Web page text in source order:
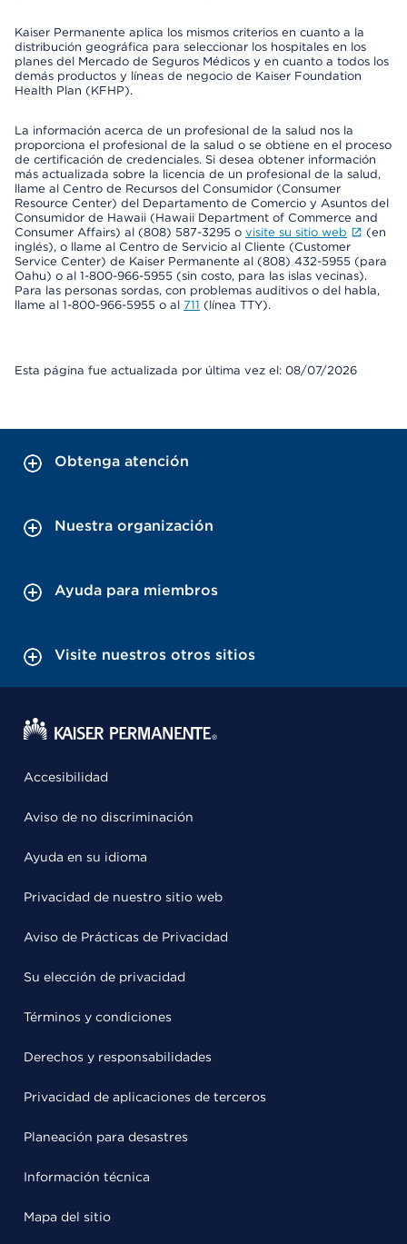
Kaiser Permanente aplica los mismos criterios en cuanto a la
distribución geográfica para seleccionar los hospitales en los
planes del Mercado de Seguros Médicos y en cuanto a todos los
demás productos y líneas de negocio de Kaiser Foundation
Health Plan (KFHP).
La información acerca de un profesional de la salud nos la
proporciona el profesional de la salud o se obtiene en el proceso
de certificación de credenciales. Si desea obtener información
más actualizada sobre la licencia de un profesional de la salud,
llame al Centro de Recursos del Consumidor (Consumer
Resource Center) del Departamento de Comercio y Asuntos del
Consumidor de Hawaii (Hawaii Department of Commerce and
Consumer Affairs) al (808) 587-3295 o visite su sitio web
(en
inglés), o llame al Centro de Servicio al Cliente (Customer
Service Center) de Kaiser Permanente al (808) 432-5955 (para
Oahu) o al 1-800-966-5955 (sin costo, para las islas vecinas).
Para las personas sordas, con problemas auditivos o del habla,
llame al 1-800-966-5955 o al 711 (línea TTY).
Esta página fue actualizada por última vez el: 08/07/2026
Obtenga atención
Nuestra organización
Ayuda para miembros
Visite nuestros otros sitios
Accesibilidad
Aviso de no discriminación
Ayuda en su idioma
Privacidad de nuestro sitio web
Aviso de Prácticas de Privacidad
Su elección de privacidad
Términos y condiciones
Derechos y responsabilidades
Privacidad de aplicaciones de terceros
Planeación para desastres
Información técnica
Mapa del sitio